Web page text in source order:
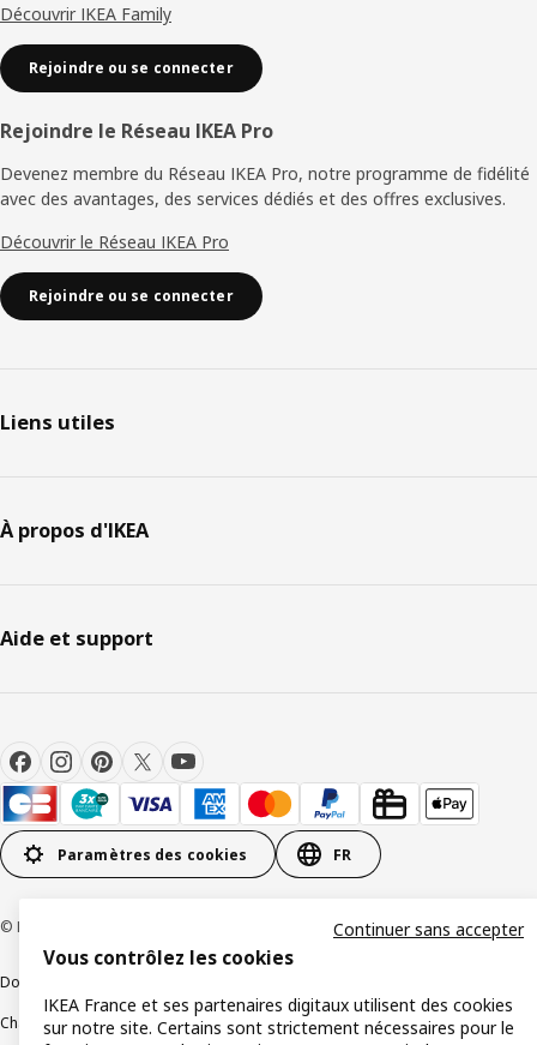
Découvrir IKEA Family
Rejoindre ou se connecter
Rejoindre le Réseau IKEA Pro
Devenez membre du Réseau IKEA Pro, notre programme de fidélité
avec des avantages, des services dédiés et des offres exclusives.
Découvrir le Réseau IKEA Pro
Rejoindre ou se connecter
Liens utiles
À propos d'IKEA
Aide et support
Paramètres des cookies FR
© Inter IKEA Systems B.V 1999-2026
Documents juridiques et informations légales
Charte de protection des donnéesPolitique relative aux cookies
Vous contrôlez les cookies
IKEA France et ses partenaires digitaux utilisent des cookies
sur notre site. Certains sont strictement nécessaires pour le
Continuer sans accepter